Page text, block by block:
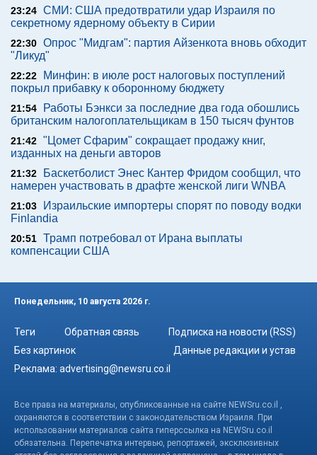
23:24 СМИ: США предотвратили удар Израиля по
секретному ядерному объекту в Сирии
22:30 Опрос "Мидгам": партия Айзенкота вновь обходит
"Ликуд"
22:22
Минфин: в июле рост налоговых поступлений
покрыл прибавку к оборонному бюджету
21:54
Работы Бэнкси за последние два года обошлись
британским налогоплательщикам в 150 тысяч фунтов
21:42 "Цомет Сфарим" сокращает продажу книг,
изданных на деньги авторов
21:32
Баскетболист Энес Кантер Фридом сообщил, что
намерен участвовать в драфте женской лиги WNBA
21:03
Израильские импортеры спорят по поводу водки
Finlandia
20:51 Трамп потребовал от Ирана выплаты
компенсации США
Понедельник, 10 августа 2026 г.
Теги Обратная связь
Подписка на новости (RSS)
Без картинок
Данные редакции и устав
Реклама: advertising@newsru.co.il
Все права на материалы, опубликованные на сайте NEWSru.co.il ,
охраняются в соответствии с законодательством Израиля. При
использовании материалов сайта гиперссылка на NEWSru.co.il
обязательна. Перепечатка интервью, репортажей, эксклюзивных